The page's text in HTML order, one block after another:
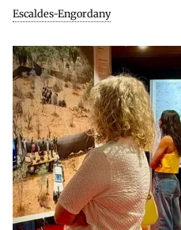
Escaldes-Engordany